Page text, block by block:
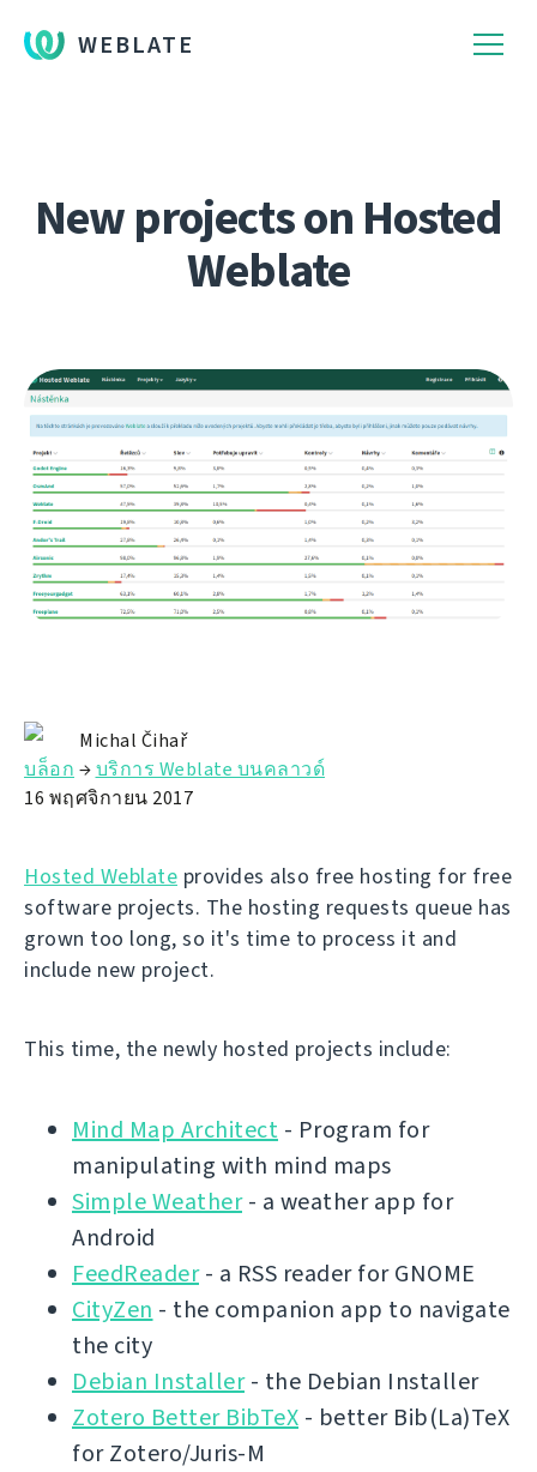
WEBLATE
New projects on Hosted
Weblate
Michal Čihař
บล็อก →บริการ Weblate บนคลาวด์
16 พฤศจิกายน 2017
Hosted Weblate provides also free hosting for free
software projects. The hosting requests queue has
grown too long, so it's time to process it and
include new project.
This time, the newly hosted projects include:
Mind Map Architect - Program for
manipulating with mind maps
Simple Weather- a weather app for
Android
FeedReader- a RSS reader for GNOME
CityZen - the companion app to navigate
the city
Debian Installer- the Debian Installer
Zotero Better BibTeX - better Bib(La)TeX
for Zotero/Juris-M